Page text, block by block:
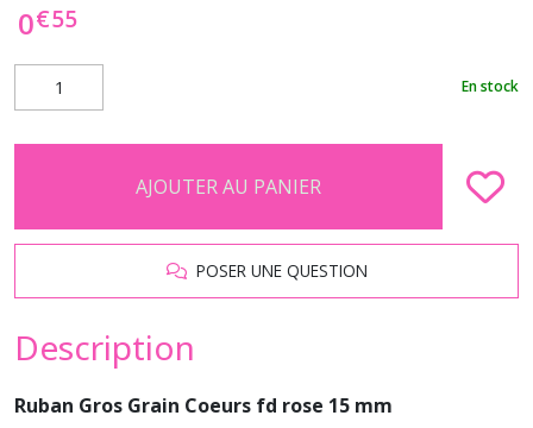
0€55
En stock
AJOUTER AU PANIER
POSER UNE QUESTION
Description
Ruban Gros Grain Coeurs fd rose 15 mm